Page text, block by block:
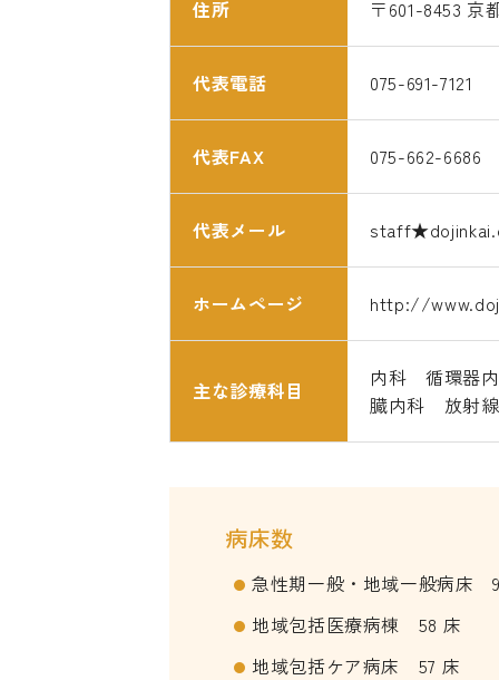
住所 〒601-8453 京
代表電話 075-691-7121
代表FAX 075-662-6686
代表メール
ホームページ http://
主な診療科目
内科 循環器
臓内科 放射
病床数
急性期一般・地域一般病床
地域包括医療病棟 58 床
地域包括ケア病床 57 床